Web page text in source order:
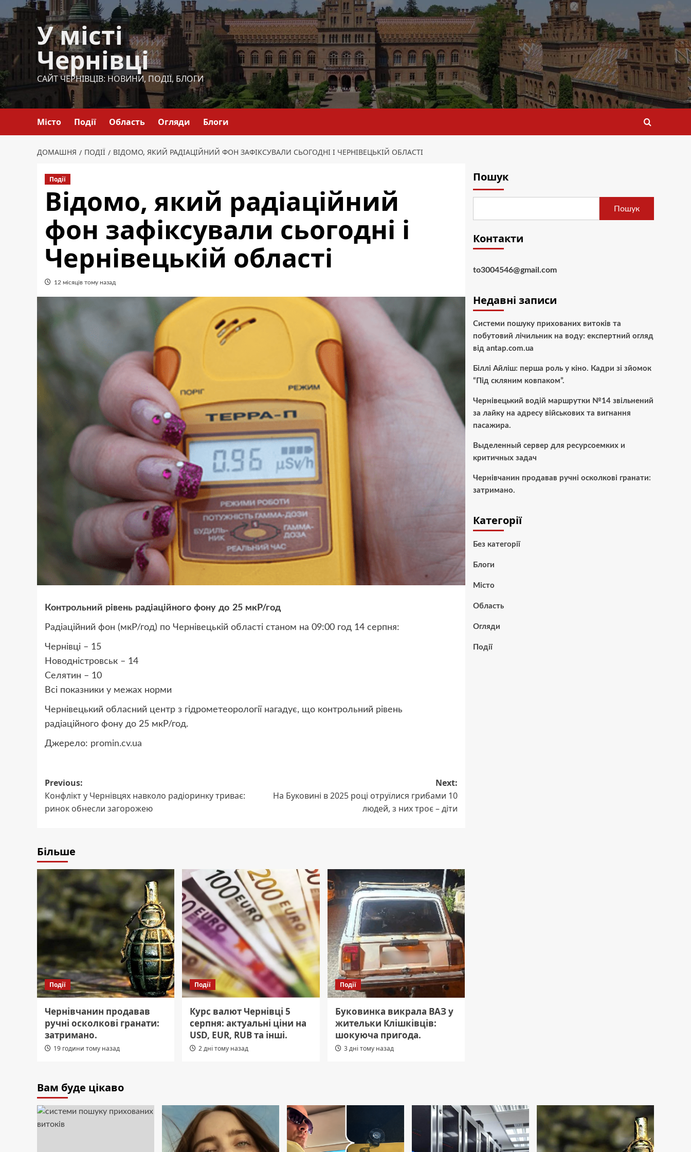
Перейти
до
вмісту
У місті
Чернівці
САЙТ ЧЕРНІВЦІВ: НОВИНИ, ПОДІЇ, БЛОГИ
Місто Події Область Огляди Блоги
ДОМАШНЯ ПОДІЇ ВІДОМО, ЯКИЙ РАДІАЦІЙНИЙ ФОН ЗАФІКСУВАЛИ СЬОГОДНІ І ЧЕРНІВЕЦЬКІЙ ОБЛАСТІ
Події
Відомо, який радіаційний
фон зафіксували сьогодні і
Чернівецькій області
12 місяців тому назад
Контрольний рівень радіаційного фону до 25 мкР/год
Радіаційний фон (мкР/год) по Чернівецькій області станом на 09:00 год 14 серпня:
Чернівці – 15
Новодністровськ – 14
Селятин – 10
Всі показники у межах норми
Чернівецький обласний центр з гідрометеорології нагадує, що контрольний рівень
радіаційного фону до 25 мкР/год.
Джерело: promin.cv.ua
Post
navigation
Previous:
Конфлікт у Чернівцях навколо радіоринку триває:
ринок обнесли загорожею
Next:
На Буковині в 2025 році отруїлися грибами 10
людей, з них троє – діти
Більше
Події
Чернівчанин продавав
ручні осколкові гранати:
затримано.
19 години тому назад
Події
Курс валют Чернівці 5
серпня: актуальні ціни на
USD, EUR, RUB та інші.
2 дні тому назад
Події
Буковинка викрала ВАЗ у
жительки Клішківців:
шокуюча пригода.
3 дні тому назад
Пошук
Пошук
Контакти
to3004546@gmail.com
Недавні записи
Системи пошуку прихованих витоків та
побутовий лічильник на воду: експертний огляд
від antap.com.ua
Біллі Айліш: перша роль у кіно. Кадри зі зйомок
“Під скляним ковпаком”.
Чернівецький водій маршрутки №14 звільнений
за лайку на адресу військових та вигнання
пасажира.
Выделенный сервер для ресурсоемких и
критичных задач
Чернівчанин продавав ручні осколкові гранати:
затримано.
Категорії
Без категорії
Блоги
Місто
Область
Огляди
Події
Вам буде цікаво